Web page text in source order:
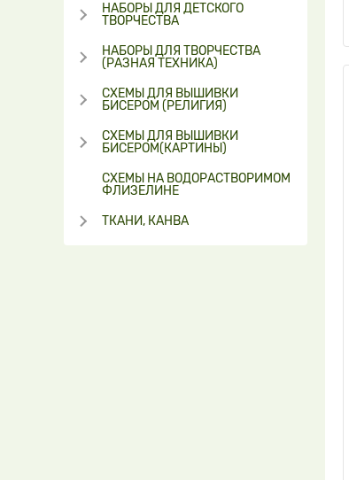
НАБОРЫ ДЛЯ ДЕТСКОГО
ТВОРЧЕСТВА
НАБОРЫ ДЛЯ ТВОРЧЕСТВА
(РАЗНАЯ ТЕХНИКА)
СХЕМЫ ДЛЯ ВЫШИВКИ
БИСЕРОМ (РЕЛИГИЯ)
СХЕМЫ ДЛЯ ВЫШИВКИ
БИСЕРОМ(КАРТИНЫ)
СХЕМЫ НА ВОДОРАСТВОРИМОМ
ФЛИЗЕЛИНЕ
ТКАНИ, КАНВА